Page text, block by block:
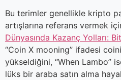
Bu terimler genellikle kripto
artışlarına referans vermek
Dünyasında Kazanç Yolları:
“Coin X mooning” ifadesi
yükseldiğini, “When Lambo”
lüks bir araba satın alma